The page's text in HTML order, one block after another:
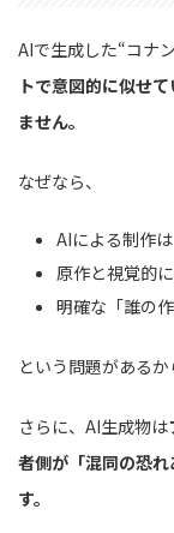
AIで生成した“コナ
トで意図的に似せ
ません。
なぜなら、
AIによる制作
原作と視覚的
明確な「誰の
という問題があるか
さらに、AI生成物は
者側が「混同の恐
す。